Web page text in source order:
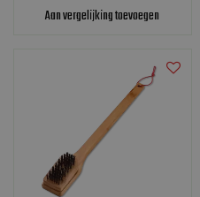
Aan vergelijking toevoegen